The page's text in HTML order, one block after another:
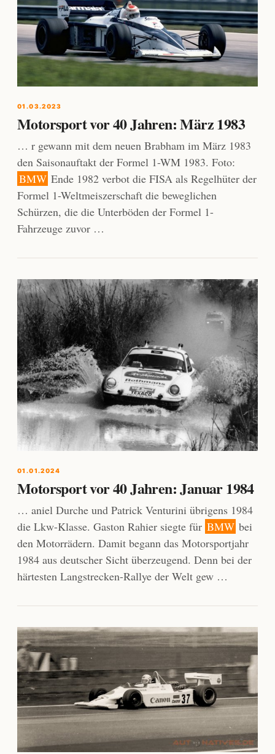
01.03.2023
Motorsport vor 40 Jahren: März 1983
… r gewann mit dem neuen Brabham im März 1983
den Saisonauftakt der Formel 1-WM 1983. Foto:
BMW Ende 1982 verbot die FISA als Regelhüter der
Formel 1-Weltmeiszerschaft die beweglichen
Schürzen, die die Unterböden der Formel 1-
Fahrzeuge zuvor …
01.01.2024
Motorsport vor 40 Jahren: Januar 1984
… aniel Durche und Patrick Venturini übrigens 1984
die Lkw-Klasse. Gaston Rahier siegte für BMW bei
den Motorrädern. Damit begann das Motorsportjahr
1984 aus deutscher Sicht überzeugend. Denn bei der
härtesten Langstrecken-Rallye der Welt gew …